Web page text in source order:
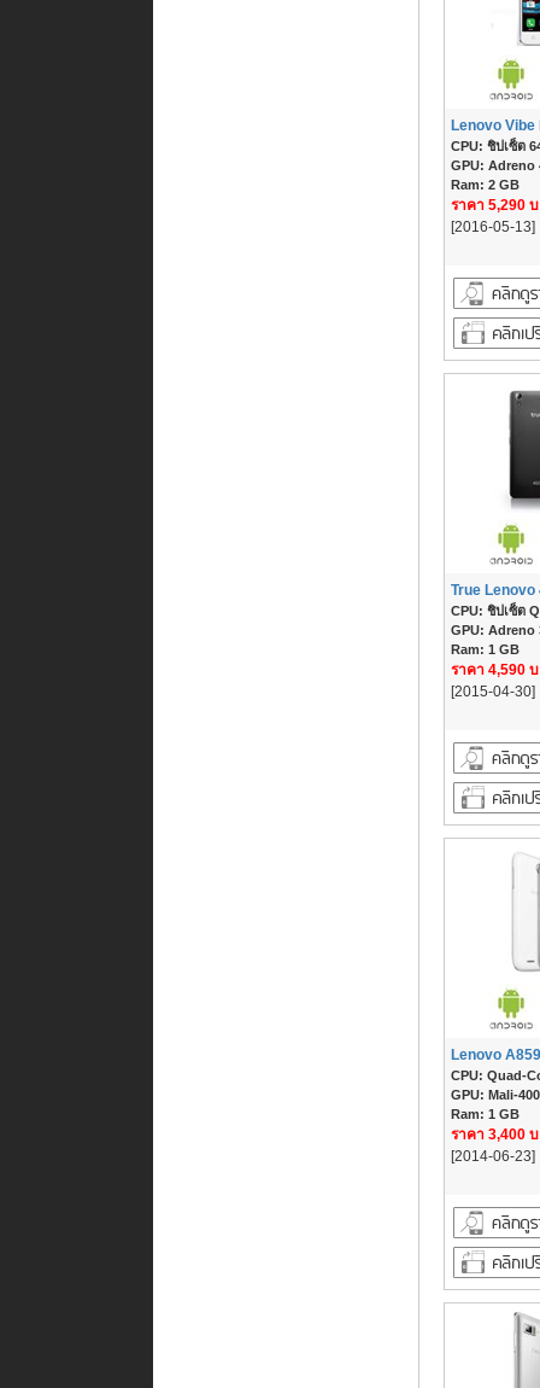
Lenovo Vibe
CPU: ชิปเซ็ต
GPU: Adreno
Ram: 2 GB
ราคา 5,290
[2016-05-13]
True Lenovo
CPU: ชิปเซ็ต
GPU: Adreno
Ram: 1 GB
ราคา 4,590
[2015-04-30]
Lenovo A859
CPU: Quad-
GPU: Mali-
Ram: 1 GB
ราคา 3,400
[2014-06-23]